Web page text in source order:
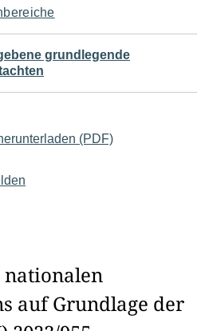
grundlegende
(PDF)
nationalen
auf Grundlage der